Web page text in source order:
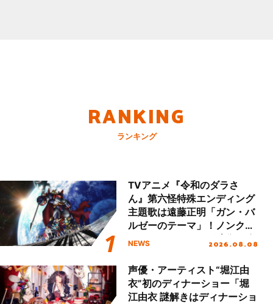
RANKING
ランキング
TVアニメ『令和のダラさ
ん』第六怪特殊エンディング
主題歌は遠藤正明「ガン・バ
ルゼーのテーマ」！ノンクレ
ジットエンディング映像も公
NEWS 2026.08.08
声優・アーティスト“堀江由
衣”初のディナーショー「堀
江由衣 謎解きはディナーショ